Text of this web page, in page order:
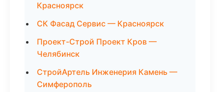
Красноярск
СК Фасад Сервис — Красноярск
Проект-Строй Проект Кров —
Челябинск
СтройАртель Инженерия Камень —
Симферополь